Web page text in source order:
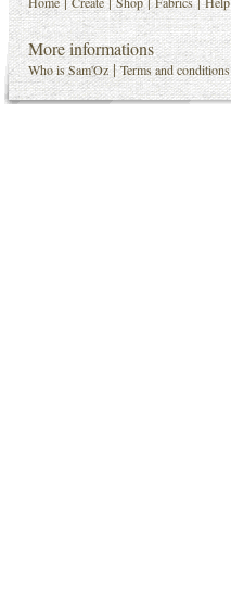
More informations
Who is Sam'Oz |Terms and conditions